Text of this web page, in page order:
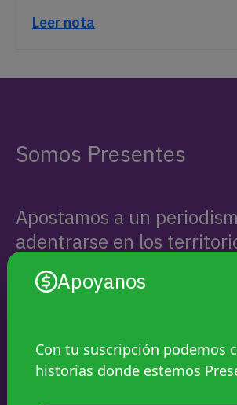
Apoyanos
Con tu suscripción podemos
historias donde estemos
Leer nota
Somos Presentes
Apostamos a un
adentrarse en los
investigación exhaustiva,
nuevas tecnologías y
protagonistas, sus
luchas, estén presentes.